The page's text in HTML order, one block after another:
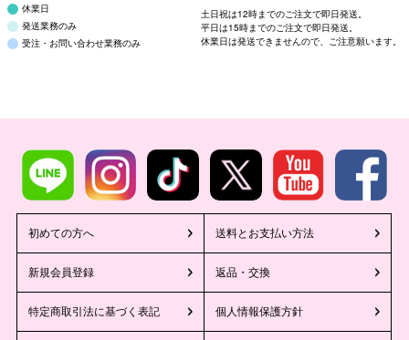
休業日
発送業務のみ
受注・お問い合わせ業務のみ
土日祝は12時までのご注文で即日発送。
平日は15時までのご注文で即日発送。
休業日は発送できませんので、ご注意願います。
初めての方へ 送料とお支払い方法
新規会員登録 返品・交換
特定商取引法に基づく表記 個人情報保護方針